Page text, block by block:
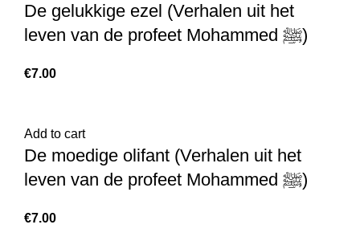
De gelukkige ezel (Verhalen uit het
leven van de profeet Mohammed ﷺ)
€7.00
Add to cart
De moedige olifant (Verhalen uit het
leven van de profeet Mohammed ﷺ)
€7.00